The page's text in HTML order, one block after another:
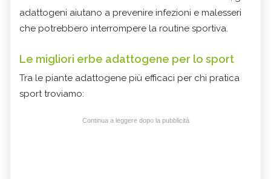
adattogeni aiutano a prevenire infezioni e malesseri
che potrebbero interrompere la routine sportiva.
Le migliori erbe adattogene per lo sport
Tra le piante adattogene più efficaci per chi pratica
sport troviamo:
Continua a leggere dopo la pubblicità